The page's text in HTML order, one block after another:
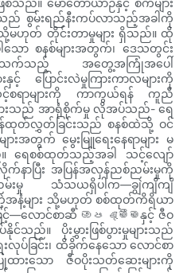
သည်။ မော်တော်ယာဉ်နှင့် စက်များ
စွမ်းရည်နီးကပ်လာသည့်အခါကို
သို့မဟုတ် တိုင်းတာမှုများ ရှိသည်။ ထို
သော စနစ်များအတွက်၊ ဒေသတွင်း
တ်သက်သည့် အတွေ့အကြုံအပေါ်
င့် ပြောင်းလဲမှုကြားကာလများကို
စရာများကို ကာကွယ်ရန် ကူညီ
းသည် အာရုံစိုက်မှု လိုအပ်သည်- ရေ
န်ထုတ်လွှတ်ခြင်းသည် စနစ်ထဲသို့ ဝင်
းအတွက် မွေးမြူရေးနေရာများ မ
။ ရေစစ်ထုတ်သည့်အခါ သင့်လျော်
က်နာပြီး အပြန်အလှန်ညစ်ညမ်းမှုကို
ညမ်းမှု သံသယရှိပါက—ချွဲကျိကျိ
းတဲ့အနံ့များ သို့မဟုတ် စစ်ထုတ်ကိရိယာ
ြင့်—လောင်စာဆီ ඔප දැමීමနှင့် ဇီဝ
ည်။ ပိုးမွှားဖြစ်ပွားမှုများသည်
လုပ်ခြင်း၊ ထိခိုက်နေသော လောင်စာ
ားသော ဇီဝပိုးသတ်ဆေးများကို